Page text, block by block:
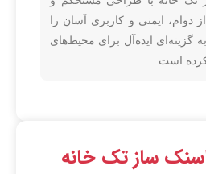
دوام، ایمنی و کاربری آسان را
گزینه‌ای ایده‌آل برای محیط‌های
است.
ساز تک خانه